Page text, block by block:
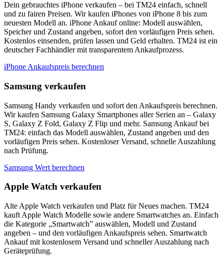
Dein gebrauchtes iPhone verkaufen – bei TM24 einfach, schnell
und zu fairen Preisen. Wir kaufen iPhones von iPhone 8 bis zum
neuesten Modell an. iPhone Ankauf online: Modell auswählen,
Speicher und Zustand angeben, sofort den vorläufigen Preis sehen.
Kostenlos einsenden, prüfen lassen und Geld erhalten. TM24 ist ein
deutscher Fachhändler mit transparentem Ankaufprozess.
iPhone Ankaufspreis berechnen
Samsung verkaufen
Samsung Handy verkaufen und sofort den Ankaufspreis berechnen.
Wir kaufen Samsung Galaxy Smartphones aller Serien an – Galaxy
S, Galaxy Z Fold, Galaxy Z Flip und mehr. Samsung Ankauf bei
TM24: einfach das Modell auswählen, Zustand angeben und den
vorläufigen Preis sehen. Kostenloser Versand, schnelle Auszahlung
nach Prüfung.
Samsung Wert berechnen
Apple Watch verkaufen
Alte Apple Watch verkaufen und Platz für Neues machen. TM24
kauft Apple Watch Modelle sowie andere Smartwatches an. Einfach
die Kategorie „Smartwatch” auswählen, Modell und Zustand
angeben – und den vorläufigen Ankaufspreis sehen. Smartwatch
Ankauf mit kostenlosem Versand und schneller Auszahlung nach
Geräteprüfung.